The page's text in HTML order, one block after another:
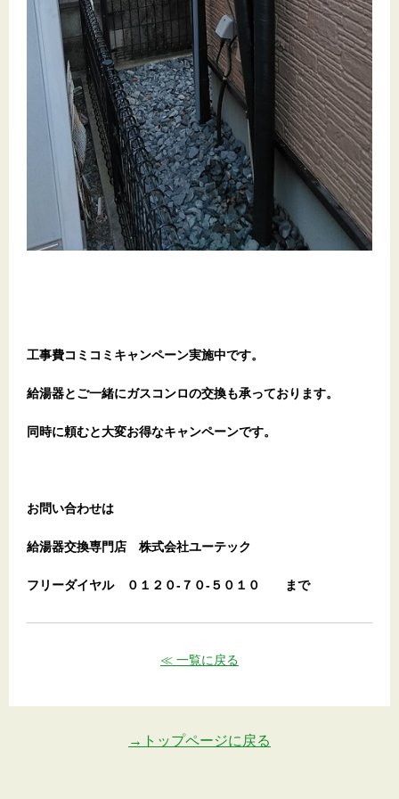
工事費コミコミキャンペーン実施中です。
給湯器とご一緒にガスコンロの交換も承っております。
同時に頼むと大変お得なキャンペーンです。
お問い合わせは
給湯器交換専門店 株式会社ユーテック
フリーダイヤル ０１２０-７０-５０１０ まで
≪ 一覧に戻る
→トップページに戻る